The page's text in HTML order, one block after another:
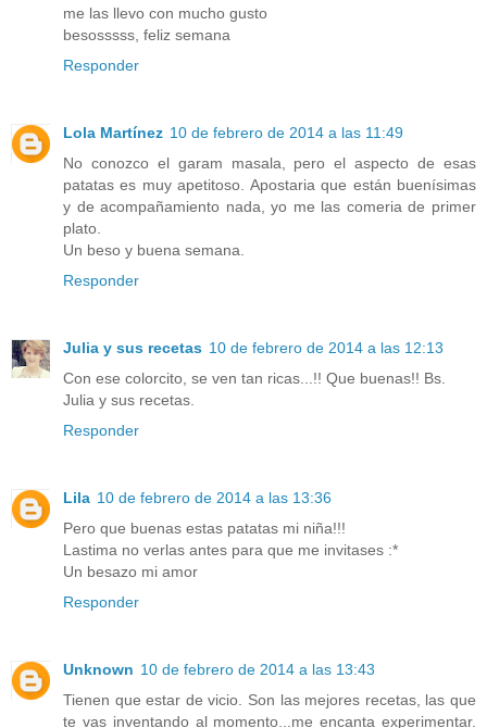
me las llevo con mucho gusto
besosssss, feliz semana
Responder
Lola Martínez 10 de febrero de 2014 a las 11:49
No conozco el garam masala, pero el aspecto de esas
patatas es muy apetitoso. Apostaria que están buenísimas
y de acompañamiento nada, yo me las comeria de primer
plato.
Un beso y buena semana.
Responder
Julia y sus recetas 10 de febrero de 2014 a las 12:13
Con ese colorcito, se ven tan ricas...!! Que buenas!! Bs.
Julia y sus recetas.
Responder
Lila 10 de febrero de 2014 a las 13:36
Pero que buenas estas patatas mi niña!!!
Lastima no verlas antes para que me invitases :*
Un besazo mi amor
Responder
Unknown 10 de febrero de 2014 a las 13:43
Tienen que estar de vicio. Son las mejores recetas, las que
te vas inventando al momento...me encanta experimentar.